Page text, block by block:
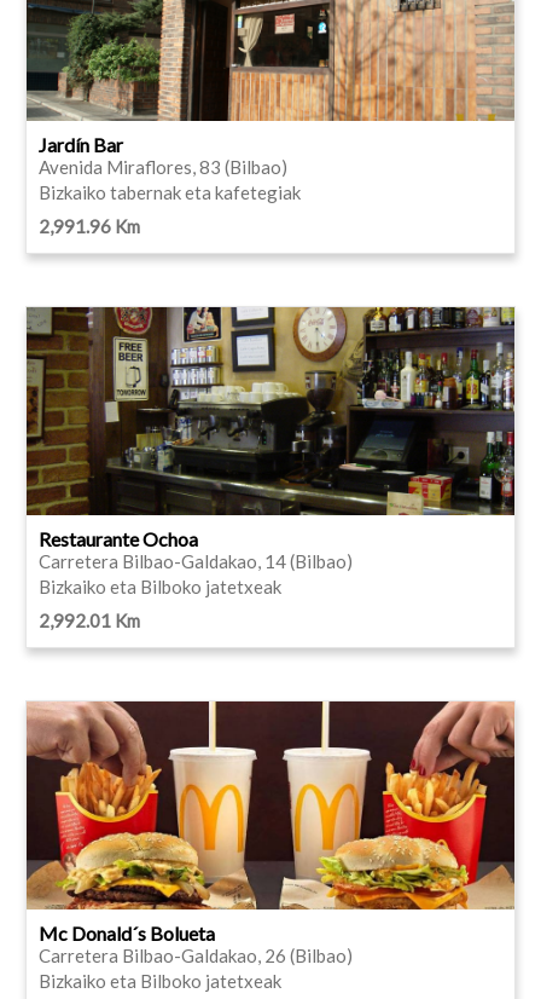
Jardín Bar
Avenida Miraflores, 83 (Bilbao)
Bizkaiko tabernak eta kafetegiak
2,991.96 Km
Restaurante Ochoa
Carretera Bilbao-Galdakao, 14 (Bilbao)
Bizkaiko eta Bilboko jatetxeak
2,992.01 Km
Mc Donald´s Bolueta
Carretera Bilbao-Galdakao, 26 (Bilbao)
Bizkaiko eta Bilboko jatetxeak